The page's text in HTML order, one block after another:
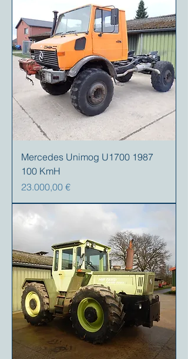
Mercedes Unimog U1700 1987
100 KmH
Prezzo
23.000,00 €